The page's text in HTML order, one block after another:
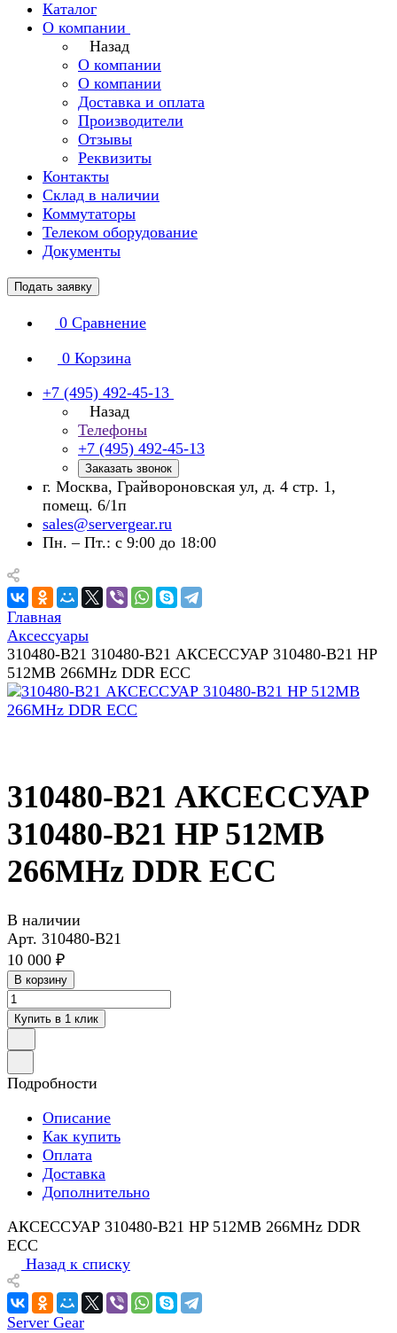
Каталог
О компании
Назад
О компании
О компании
Доставка и оплата
Производители
Отзывы
Реквизиты
Контакты
Склад в наличии
Коммутаторы
Телеком оборудование
Документы
Подать заявку
0 Сравнение
0 Корзина
+7 (495) 492-45-13
Назад
Телефоны
+7 (495) 492-45-13
Заказать звонок
г. Москва, Грайвороновская ул, д. 4 стр. 1,
помещ. 6/1п
sales@servergear.ru
Пн. – Пт.: с 9:00 до 18:00
Главная
Аксессуары
310480-B21 310480-B21 АКСЕССУАР 310480-B21 HP
512MB 266MHz DDR ECC
310480-B21 АКСЕССУАР
310480-B21 HP 512MB
266MHz DDR ECC
В наличии
Арт. 310480-B21
10 000 ₽
В корзину
Купить в 1 клик
Подробности
Описание
Как купить
Оплата
Доставка
Дополнительно
АКСЕССУАР 310480-B21 HP 512MB 266MHz DDR
ECC
Назад к списку
Server Gear